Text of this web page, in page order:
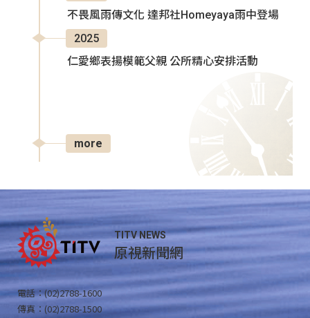
不畏風雨傳文化 達邦社Homeyaya雨中登場
2025
仁愛鄉表揚模範父親 公所精心安排活動
more
TITV NEWS
原視新聞網
電話：(02)2788-1600
傳真：(02)2788-1500